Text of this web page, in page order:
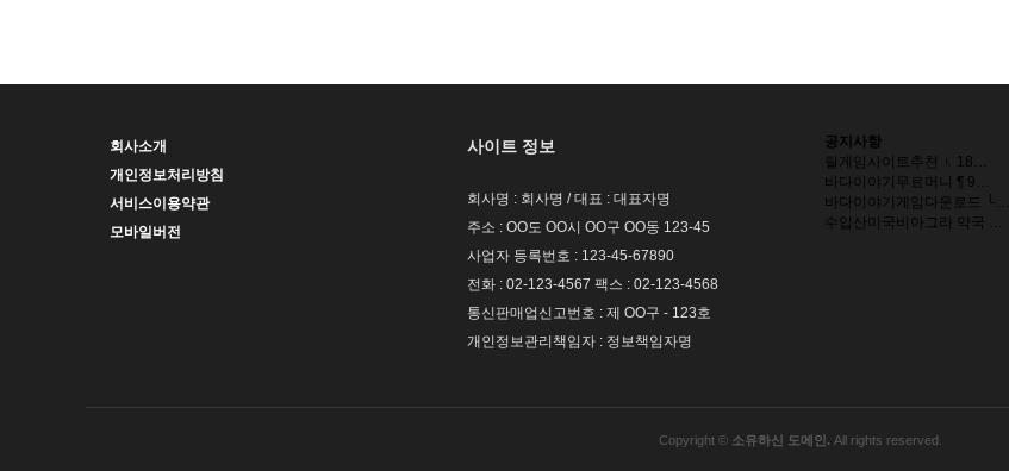
회사소개
개인정보처리방침
서비스이용약관
모바일버전
사이트 정보
회사명 : 회사명 / 대표 : 대표자명
주소 : OO도 OO시 OO구 OO동 123-45
사업자 등록번호 : 123-45-67890
전화 : 02-123-4567 팩스 : 02-123-4568
통신판매업신고번호 : 제 OO구 - 123호
개인정보관리책임자 : 정보책임자명
공지사항
릴게임사이트추천 ♄ 18…
바다이야기무료머니 ¶ 9…
바다이야기게임다운로드 └…
수입산미국비아그라 약국 …
Copyright © 소유하신 도메인. All rights reserved.